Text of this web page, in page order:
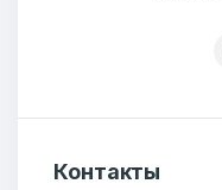
Контакты